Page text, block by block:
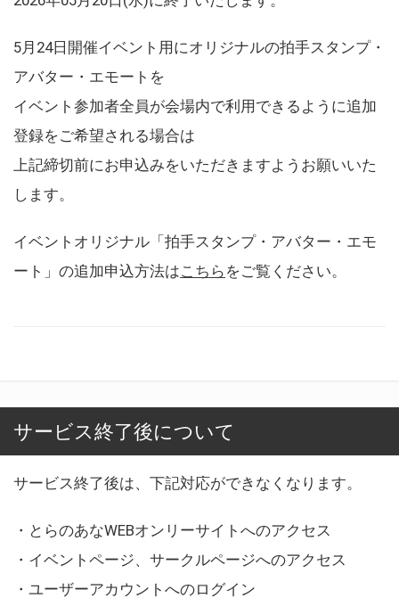
5月24日開催イベント用にオリジナルの拍手スタンプ・
アバター・エモートを
イベント参加者全員が会場内で利用できるように追加
登録をご希望される場合は
上記締切前にお申込みをいただきますようお願いいた
します。
イベントオリジナル「拍手スタンプ・アバター・エモ
ート」の追加申込方法はこちら をご覧ください。
サービス終了後について
サービス終了後は、下記対応ができなくなります。
・とらのあなWEBオンリーサイトへのアクセス
・イベントページ、サークルページへのアクセス
・ユーザーアカウントへのログイン